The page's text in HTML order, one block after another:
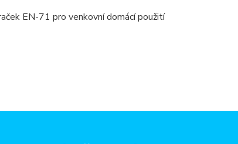
EN-71 pro venkovní domácí použití